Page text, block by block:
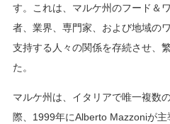
す。これは、マルケ州のフード＆
者、業界、専門家、および地域の
支持する人々の関係を存続させ、
た。
マルケ州は、イタリアで唯一複数
際、1999年にAlberto Mazzoniが